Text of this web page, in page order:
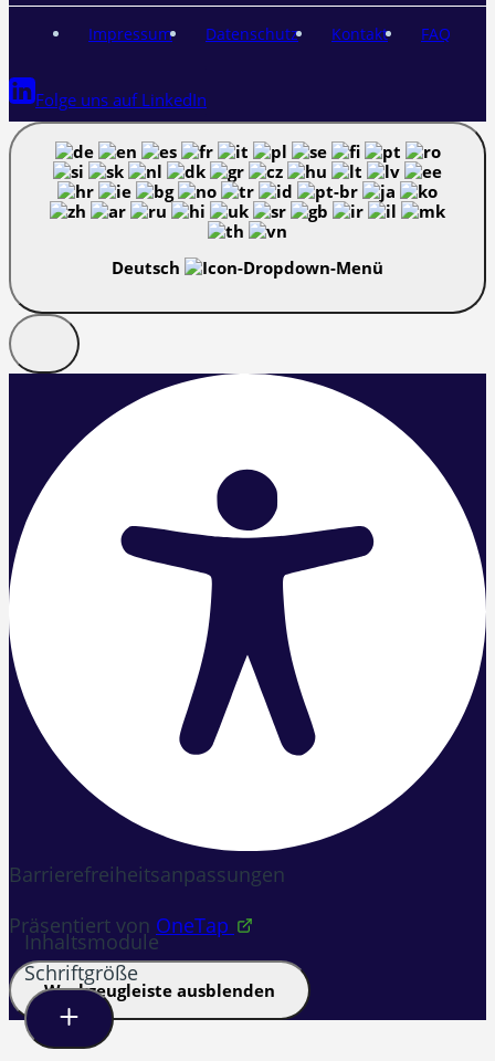
Impressum Datenschutz Kontakt FAQ
Folge uns auf LinkedIn
Deutsch
Barrierefreiheitsanpassungen
Präsentiert von OneTap
Werkzeugleiste ausblenden
Inhaltsmodule
Schriftgröße